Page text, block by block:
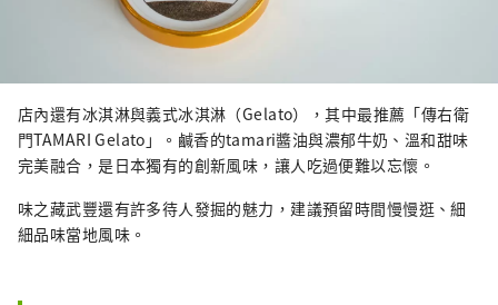
店內還有冰淇淋與義式冰淇淋（Gelato），其中最推薦「傳右衛
門TAMARI Gelato」。鹹香的tamari醬油與濃郁牛奶、溫和甜味
完美融合，是日本獨有的創新風味，讓人吃過便難以忘懷。
味之藏武豐還有許多待人發掘的魅力，建議預留時間慢慢逛、細
細品味當地風味。